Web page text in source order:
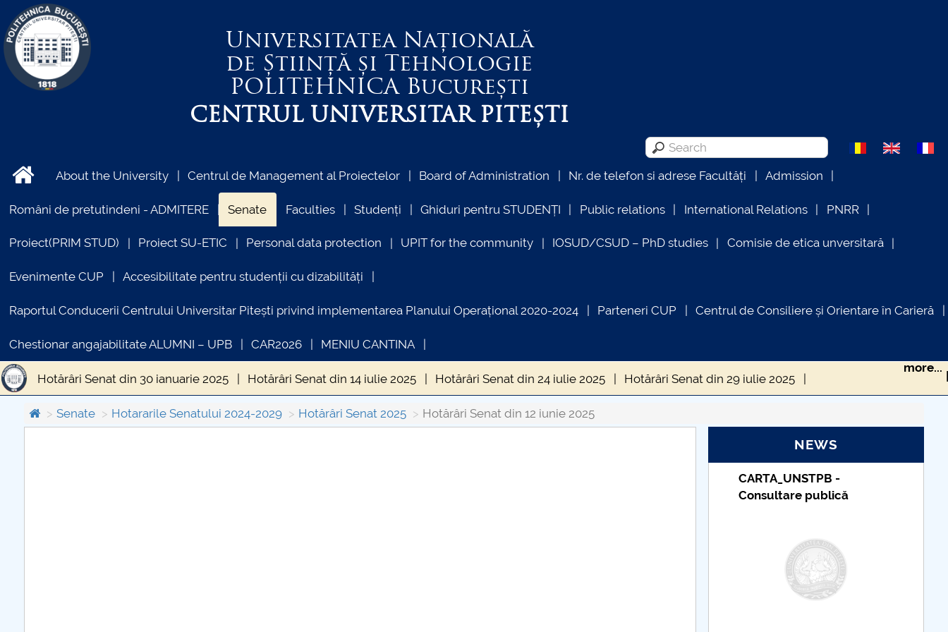
Universitatea Națională
de Știință și Tehnologie
POLITEHNICABucurești
CENTRUL UNIVERSITAR PITEȘTI
About the University Centrul de Management al Proiectelor Board of Administration Nr. de telefon si adrese Facultăți Admission
Români de pretutindeni - ADMITERE Senate Faculties Studenți Ghiduri pentru STUDENȚI Public relations International Relations PNRR
Proiect(PRIM STUD) Proiect SU-ETIC Personal data protection UPIT for the community IOSUD/CSUD – PhD studies Comisie de etica unversitară
Evenimente CUP Accesibilitate pentru studenții cu dizabilități
Raportul Conducerii Centrului Universitar Pitești privind implementarea Planului Operațional 2020-2024 Parteneri CUP Centrul de Consiliere și Orientare în Carieră
Chestionar angajabilitate ALUMNI – UPB CAR2026 MENIU CANTINA
Hotărâri Senat din 30 ianuarie 2025 Hotărâri Senat din 14 iulie 2025 Hotărâri Senat din 24 iulie 2025 Hotărâri Senat din 29 iulie 2025
Hotărâri Senat din 5 septembrie 2025 Hotărâri Senat din 17 septembrie 2025 Hotărâri Senat din 25 septembrie 2025
Hotărâri Senat din 12 iunie 2025
Hotărâri Senat din 3 martie 2025
more...
Senate Hotararile Senatului 2024-2029 Hotărâri Senat 2025 Hotărâri Senat din 12 iunie 2025
NEWS
Taxe de școlarizare
indexate – Centrul